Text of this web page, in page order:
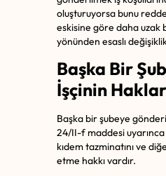
oluşturuyorsa bunu
eskisine göre daha uzak
yönünden esaslı değişiklik
Başka Bir
İşçinin
Başka bir şubeye
24/II-f maddesi
kıdem tazminatını ve
etme hakkı vardır.